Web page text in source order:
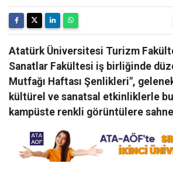
Atatürk Üniversitesi Turizm
Sanatlar Fakültesi iş birliğinde
Mutfağı Haftası Şenlikleri",
kültürel ve sanatsal etkinliklerle
kampüste renkli görüntülere